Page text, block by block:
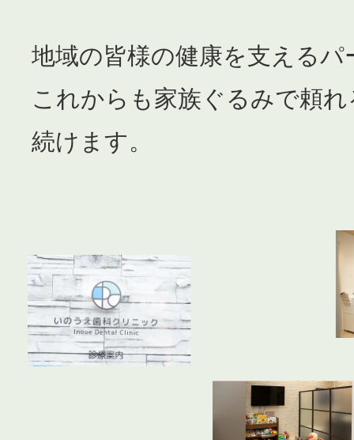
地域の皆様の健康を支える
これからも家族ぐるみで頼
続けます。